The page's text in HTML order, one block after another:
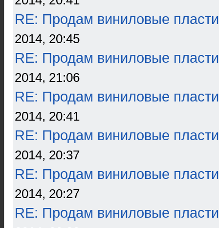
RE: Продам виниловые
2014, 20:45
RE: Продам виниловые
2014, 21:06
RE: Продам виниловые
2014, 20:41
RE: Продам виниловые
2014, 20:37
RE: Продам виниловые
2014, 20:27
RE: Продам виниловые